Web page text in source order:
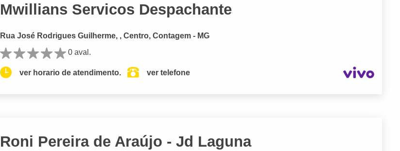
Mwillians Servicos Despachante
Rua José Rodrigues Guilherme, , Centro, Contagem - MG
0 aval.
ver horario de atendimento. ver telefone
Roni Pereira de Araújo - Jd Laguna